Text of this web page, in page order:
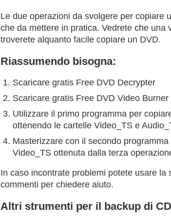
Le due operazioni da svolgere per copiare
che da mettere in pratica. Vedrete che una
troverete alquanto facile copiare un DVD.
Riassumendo bisogna:
Scaricare gratis Free DVD Decrypter
Scaricare gratis Free DVD Video Burner
Utilizzare il primo programma per
ottenendo le cartelle Video_TS e
Masterizzare con il secondo
Video_TS ottenuta dalla terza
In caso incontrate problemi potete usare la
commenti per chiedere aiuto.
Altri strumenti per il backup di